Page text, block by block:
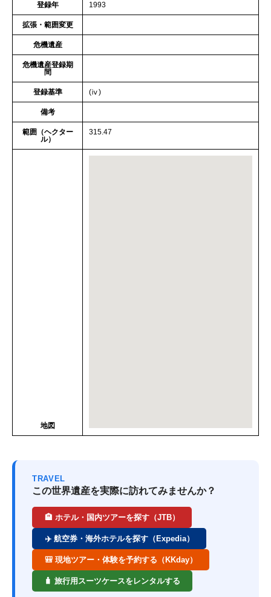
登録年 1993
拡張・範囲変更
危機遺産
危機遺産登録期
間
登録基準 (ⅳ)
備考
範囲（ヘクター
ル）
315.47
地図
TRAVEL
この世界遺産を実際に訪れてみませんか？
🏨 ホテル・国内ツアーを探す（JTB）
✈️ 航空券・海外ホテルを探す（Expedia）
🎒 現地ツアー・体験を予約する（KKday）
🧳 旅行用スーツケースをレンタルする